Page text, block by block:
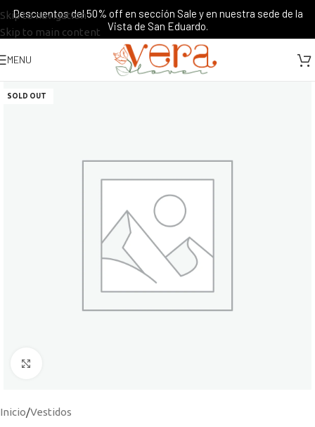
Skip to navigation
Skip to main content
Descuentos del 50% off en sección Sale y en nuestra sede de la
Vista de San Eduardo.
MENU
SOLD OUT
Inicio/Vestidos